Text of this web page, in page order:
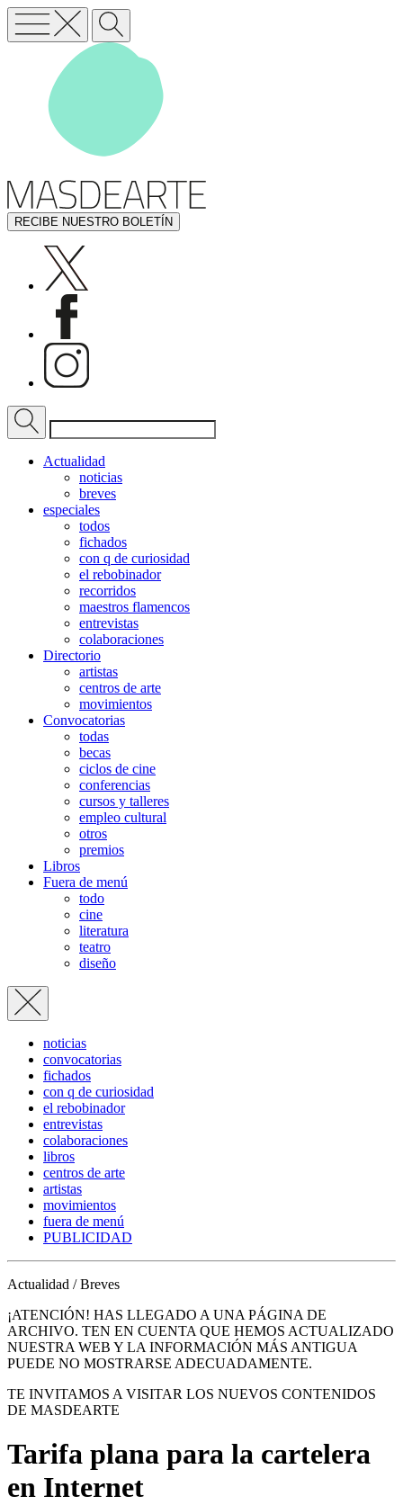
RECIBE NUESTRO BOLETÍN
Actualidad
noticias
breves
especiales
todos
fichados
con q de curiosidad
el rebobinador
recorridos
maestros flamencos
entrevistas
colaboraciones
Directorio
artistas
centros de arte
movimientos
Convocatorias
todas
becas
ciclos de cine
conferencias
cursos y talleres
empleo cultural
otros
premios
Libros
Fuera de menú
todo
cine
literatura
teatro
diseño
noticias
convocatorias
fichados
con q de curiosidad
el rebobinador
entrevistas
colaboraciones
libros
centros de arte
artistas
movimientos
fuera de menú
PUBLICIDAD
Actualidad / Breves
¡ATENCIÓN! HAS LLEGADO A UNA PÁGINA DE
ARCHIVO. TEN EN CUENTA QUE HEMOS ACTUALIZADO
NUESTRA WEB Y LA INFORMACIÓN MÁS ANTIGUA
PUEDE NO MOSTRARSE ADECUADAMENTE.
TE INVITAMOS A VISITAR LOS NUEVOS CONTENIDOS
DE MASDEARTE
Tarifa plana para la cartelera
en Internet